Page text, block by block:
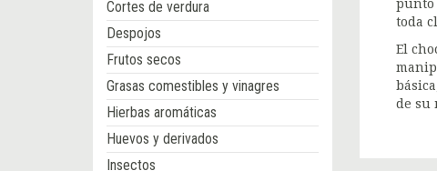
Cortes de verdura
Despojos
Frutos secos
Grasas comestibles y vinagres
Hierbas aromáticas
Huevos y derivados
Insectos
punto
toda
El
de su